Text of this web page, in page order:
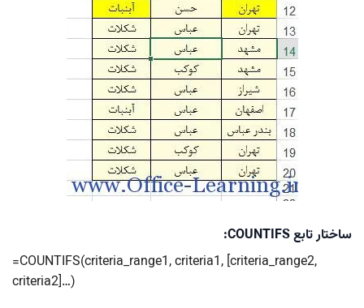
ساختار تابع COUNTIFS:
=COUNTIFS(criteria_range1, criteria1, [criteria_range2,
criteria2]…)